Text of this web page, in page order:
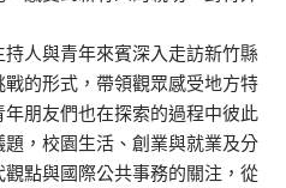
持人與青年來賓深入走訪新竹縣
的形式，帶領觀眾感受地方特
朋友們也在探索的過程中彼此
，校園生活、創業與就業及分
點與國際公共事務的關注，從